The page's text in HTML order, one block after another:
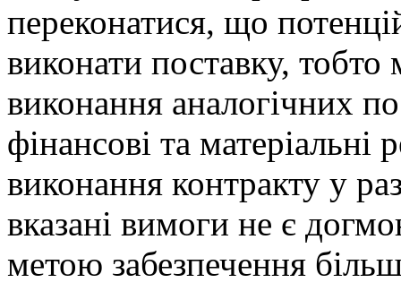
переконатися, що
виконати поставку, тобто
виконання аналогічних
фінансові та матеріальні
виконання контракту у
вказані вимоги не є
метою забезпечення